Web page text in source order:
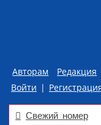
Авторам Редакция
Войти |
Свежий номер